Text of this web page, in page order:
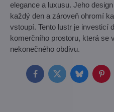
elegance a luxusu. Jeho
každý den a zároveň ohromí
vstoupí. Tento lustr je investicí
komerčního prostoru, která se
nekonečného obdivu.
FacebookTwitterBluesky